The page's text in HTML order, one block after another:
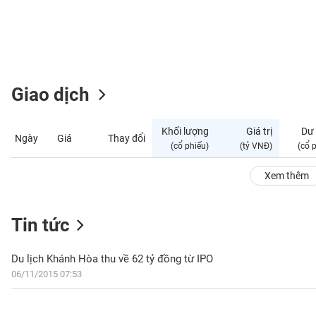
Giao dịch
Ngày Giá Thay đổi
Khối lượng
(cổ phiếu)
Giá trị
(tỷ VNĐ)
Dư
(cổ
Xem thêm
Tin tức
Du lịch Khánh Hòa thu về 62 tỷ đồng từ IPO
06/11/2015 07:53
CÁ
NHÂN
TÍCH